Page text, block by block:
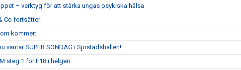
– verktyg för att stärka ungas psykiska hälsa
Co fortsätter
kommer:
väntar SUPER SÖNDAG i Sjöstadshallen!
steg 1 för F18 i helgen